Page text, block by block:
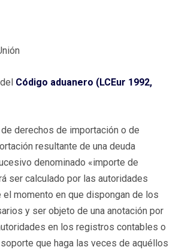
Código aduanero (LCEur 1992,
derechos de importación o de
resultante de una deuda
denominado «importe de
ser calculado por las autoridades
el momento en que dispongan de los
y ser objeto de una anotación por
en los registros contables o
que haga las veces de aquéllos